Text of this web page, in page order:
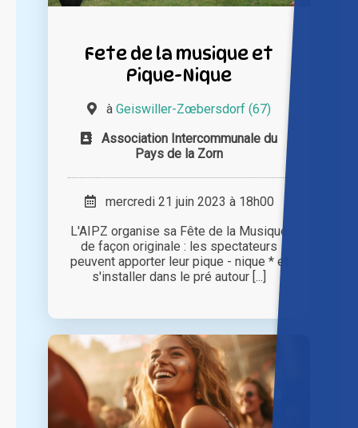
Fete de la musique et
Pique-Nique
à Geiswiller-Zœbersdorf (67)
Association Intercommunale du
Pays de la Zorn
mercredi 21 juin 2023 à 18h00
L'AIPZ organise sa Fête de la Musique
de façon originale : les spectateurs
peuvent apporter leur pique - nique * et
s'installer dans le pré autour [...]